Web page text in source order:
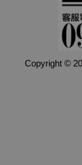
Copyright ©